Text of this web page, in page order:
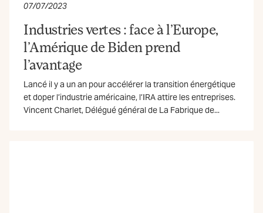
07/07/2023
Industries vertes : face à l’Europe,
l’Amérique de Biden prend
l’avantage
Lancé il y a un an pour accélérer la transition énergétique
et doper l’industrie américaine, l’IRA attire les entreprises.
Vincent Charlet, Délégué général de La Fabrique de...